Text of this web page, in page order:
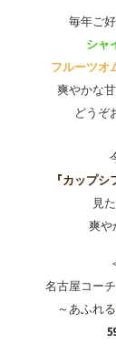
毎年ご
シャ
フルーツオ
爽やかな
どうぞ
『カップシ
見
爽や
名古屋コー
～あふれる